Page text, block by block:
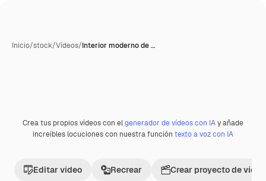
Inicio/stock/Vídeos/Interior moderno de …
PremiumGenerada con IA
Crea tus propios vídeos con elgenerador de vídeos con IAy añade
increíbles locuciones con nuestra función texto a voz con IA
Editar vídeo Recrear Crear proyecto de vídeo